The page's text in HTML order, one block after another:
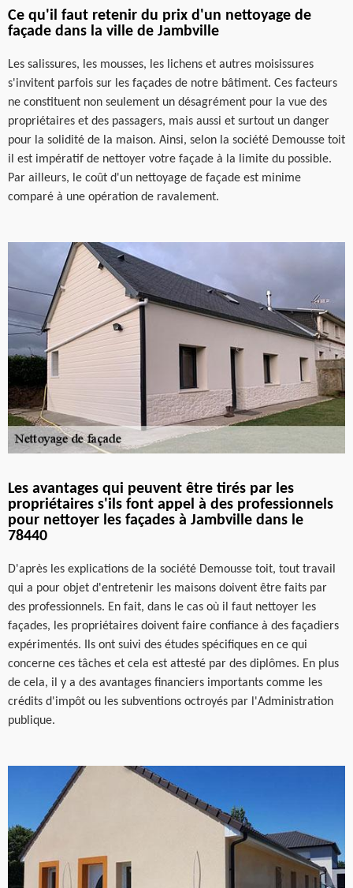
Ce qu'il faut retenir du prix d'un nettoyage de
façade dans la ville de Jambville
Les salissures, les mousses, les lichens et autres moisissures
s'invitent parfois sur les façades de notre bâtiment. Ces facteurs
ne constituent non seulement un désagrément pour la vue des
propriétaires et des passagers, mais aussi et surtout un danger
pour la solidité de la maison. Ainsi, selon la société Demousse toit
il est impératif de nettoyer votre façade à la limite du possible.
Par ailleurs, le coût d'un nettoyage de façade est minime
comparé à une opération de ravalement.
Les avantages qui peuvent être tirés par les
propriétaires s'ils font appel à des professionnels
pour nettoyer les façades à Jambville dans le
78440
D'après les explications de la société Demousse toit, tout travail
qui a pour objet d'entretenir les maisons doivent être faits par
des professionnels. En fait, dans le cas où il faut nettoyer les
façades, les propriétaires doivent faire confiance à des façadiers
expérimentés. Ils ont suivi des études spécifiques en ce qui
concerne ces tâches et cela est attesté par des diplômes. En plus
de cela, il y a des avantages financiers importants comme les
crédits d'impôt ou les subventions octroyés par l'Administration
publique.